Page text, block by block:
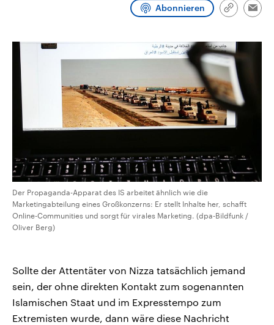
Abonnieren
Link
Der Propaganda-Apparat des IS arbeitet ähnlich wie die
Marketingabteilung eines Großkonzerns: Er stellt Inhalte her, schafft
Online-Communities und sorgt für virales Marketing. (dpa-Bildfunk /
Oliver Berg)
Sollte der Attentäter von Nizza tatsächlich jemand
sein, der ohne direkten Kontakt zum sogenannten
Islamischen Staat und im Expresstempo zum
Extremisten wurde, dann wäre diese Nachricht